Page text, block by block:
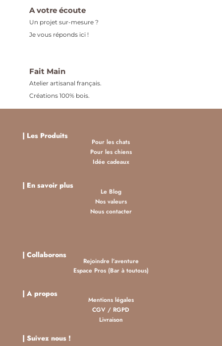
A votre écoute
Un projet sur-mesure ?
Je vous réponds ici !
Fait Main
Atelier artisanal français.
Créations 100% bois.
| Les Produits
Pour les chats
Pour les chiens
Idée cadeaux
| En savoir plus
Le Blog
Nos valeurs
Nous contacter
| Collaborons
Rejoindre l’aventure
Espace Pros (Bar à toutous)
| A propos
Mentions légales
CGV / RGPD
Livraison
| Suivez nous !